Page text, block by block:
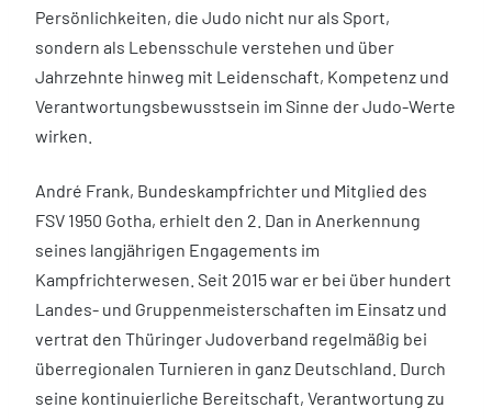
Persönlichkeiten, die Judo nicht nur als Sport,
sondern als Lebensschule verstehen und über
Jahrzehnte hinweg mit Leidenschaft, Kompetenz und
Verantwortungsbewusstsein im Sinne der Judo-Werte
wirken.
André Frank, Bundeskampfrichter und Mitglied des
FSV 1950 Gotha, erhielt den 2. Dan in Anerkennung
seines langjährigen Engagements im
Kampfrichterwesen. Seit 2015 war er bei über hundert
Landes- und Gruppenmeisterschaften im Einsatz und
vertrat den Thüringer Judoverband regelmäßig bei
überregionalen Turnieren in ganz Deutschland. Durch
seine kontinuierliche Bereitschaft, Verantwortung zu